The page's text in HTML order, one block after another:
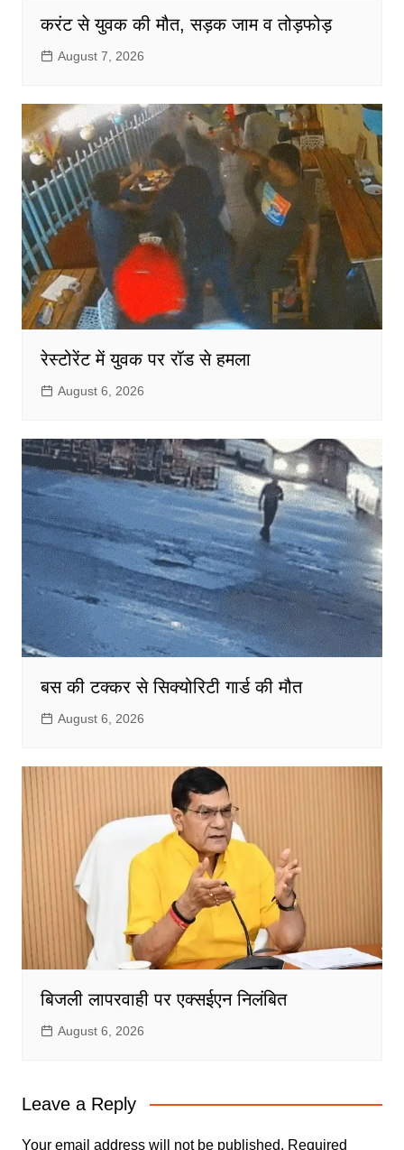
करंट से युवक की मौत, सड़क जाम व तोड़फोड़
August 7, 2026
रेस्टोरेंट में युवक पर रॉड से हमला
August 6, 2026
बस की टक्कर से सिक्योरिटी गार्ड की मौत
August 6, 2026
बिजली लापरवाही पर एक्सईएन निलंबित
August 6, 2026
Leave a Reply
Your email address will not be published. Required